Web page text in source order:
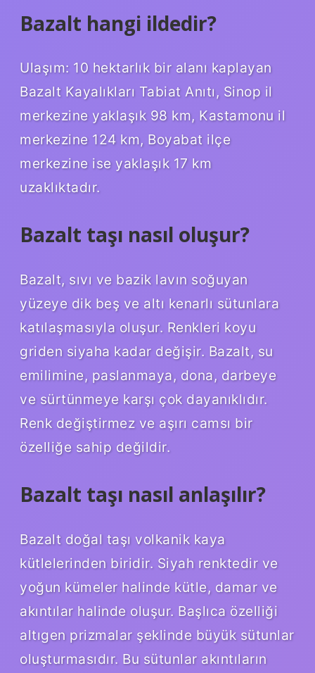
Bazalt hangi ildedir?
Ulaşım: 10 hektarlık bir alanı kaplayan
Bazalt Kayalıkları Tabiat Anıtı, Sinop il
merkezine yaklaşık 98 km, Kastamonu il
merkezine 124 km, Boyabat ilçe
merkezine ise yaklaşık 17 km
uzaklıktadır.
Bazalt taşı nasıl oluşur?
Bazalt, sıvı ve bazik lavın soğuyan
yüzeye dik beş ve altı kenarlı sütunlara
katılaşmasıyla oluşur. Renkleri koyu
griden siyaha kadar değişir. Bazalt, su
emilimine, paslanmaya, dona, darbeye
ve sürtünmeye karşı çok dayanıklıdır.
Renk değiştirmez ve aşırı camsı bir
özelliğe sahip değildir.
Bazalt taşı nasıl anlaşılır?
Bazalt doğal taşı volkanik kaya
kütlelerinden biridir. Siyah renktedir ve
yoğun kümeler halinde kütle, damar ve
akıntılar halinde oluşur. Başlıca özelliği
altıgen prizmalar şeklinde büyük sütunlar
oluşturmasıdır. Bu sütunlar akıntıların